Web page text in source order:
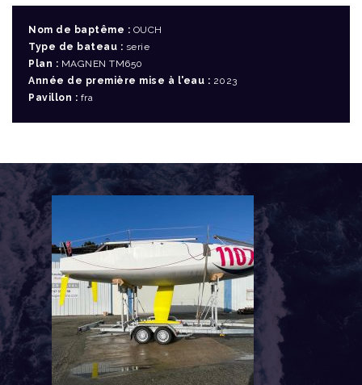
Nom de baptême : OUCH
Type de bateau : serie
Plan : MAGNEN TM650
Année de première mise à l'eau : 2023
Pavillon : fra